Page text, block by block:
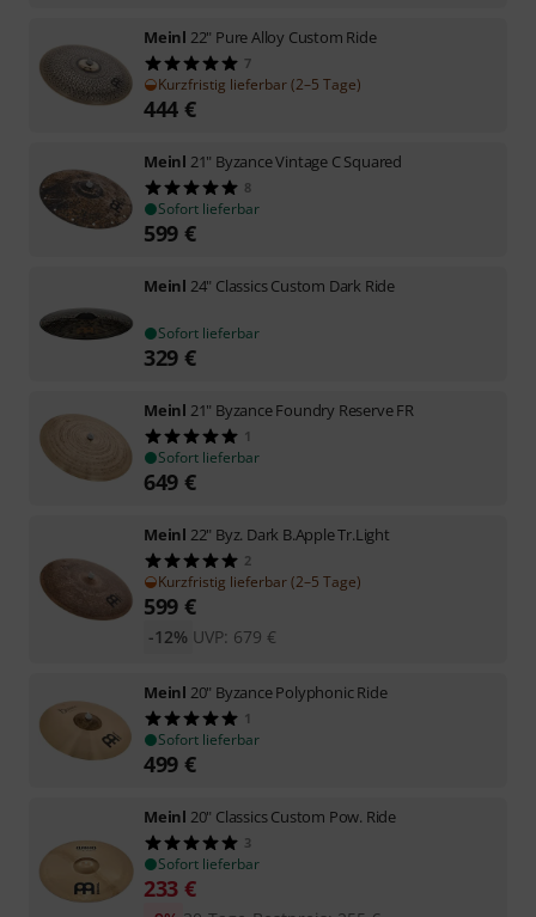
Meinl 22" Pure Alloy Custom Ride
7
Kurzfristig lieferbar (2–5 Tage)
444 €
Meinl 21" Byzance Vintage C Squared
8
Sofort lieferbar
599 €
Meinl 24" Classics Custom Dark Ride
Sofort lieferbar
329 €
Meinl 21" Byzance Foundry Reserve FR
1
Sofort lieferbar
649 €
Meinl 22" Byz. Dark B.Apple Tr.Light
2
Kurzfristig lieferbar (2–5 Tage)
599 €
UVP: 679 €
-12%
Meinl 20" Byzance Polyphonic Ride
1
Sofort lieferbar
499 €
Meinl 20" Classics Custom Pow. Ride
3
Sofort lieferbar
233 €